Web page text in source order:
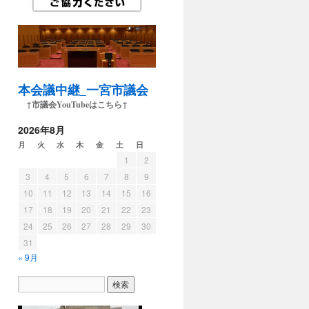
本会議中継_一宮市議会
↑市議会YouTubeはこちら↑
2026年8月
月 火 水 木 金 土 日
1
2
3
4 5 6 7 8
9
10
11 12 13 14 15
16
17
18 19 20 21 22
23
24
25 26 27 28 29
30
31
« 9月